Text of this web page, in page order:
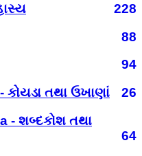
228
88
94
તથા ઉખાણાં
26
- શબ્દકોશ તથા
64